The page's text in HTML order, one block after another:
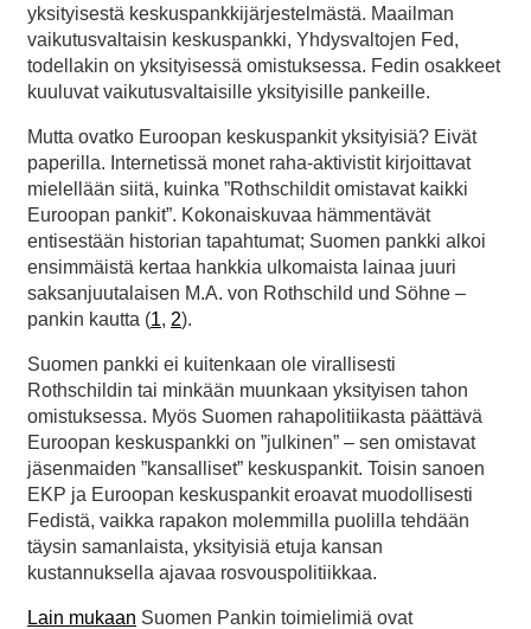
yksityisestä keskuspankkijärjestelmästä. Maailman
vaikutusvaltaisin keskuspankki, Yhdysvaltojen Fed,
todellakin on yksityisessä omistuksessa. Fedin osakkeet
kuuluvat vaikutusvaltaisille yksityisille pankeille.
Mutta ovatko Euroopan keskuspankit yksityisiä? Eivät
paperilla. Internetissä monet raha-aktivistit kirjoittavat
mielellään siitä, kuinka ”Rothschildit omistavat kaikki
Euroopan pankit”. Kokonaiskuvaa hämmentävät
entisestään historian tapahtumat; Suomen pankki alkoi
ensimmäistä kertaa hankkia ulkomaista lainaa juuri
saksanjuutalaisen M.A. von Rothschild und Söhne –
pankin kautta (1, 2).
Suomen pankki ei kuitenkaan ole virallisesti
Rothschildin tai minkään muunkaan yksityisen tahon
omistuksessa. Myös Suomen rahapolitiikasta päättävä
Euroopan keskuspankki on ”julkinen” – sen omistavat
jäsenmaiden ”kansalliset” keskuspankit. Toisin sanoen
EKP ja Euroopan keskuspankit eroavat muodollisesti
Fedistä, vaikka rapakon molemmilla puolilla tehdään
täysin samanlaista, yksityisiä etuja kansan
kustannuksella ajavaa rosvouspolitiikkaa.
Lain mukaan Suomen Pankin toimielimiä ovat